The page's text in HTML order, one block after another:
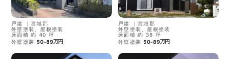
戸建 ｜宮城郡
外壁塗装、屋根塗装
床面積 約 40 坪
外壁塗装 50-89万円
戸建 ｜宮城郡
外壁塗装、屋根塗装
床面積 約 38 坪
外壁塗装 50-89万円